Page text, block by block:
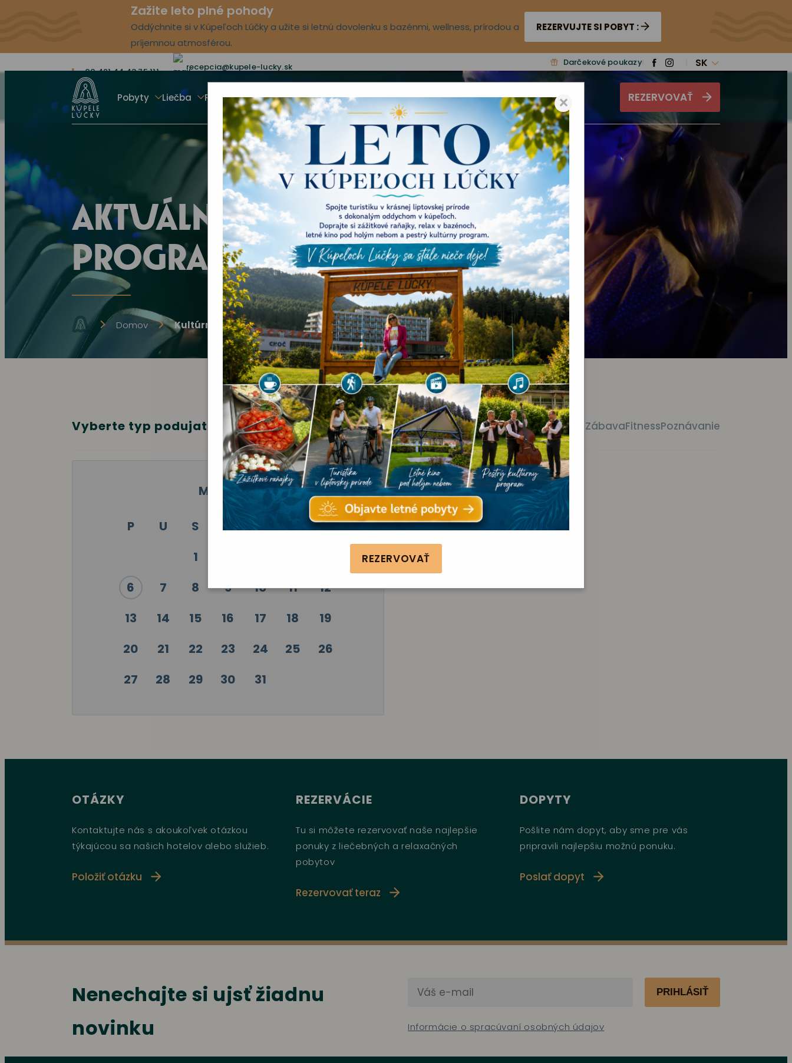
Zažite leto plné pohody
Oddýchnite si v Kúpeľoch Lúčky a užite si letnú dovolenku s bazénmi, wellness, prírodou a
príjemnou atmosférou.
REZERVUJTE SI POBYT :
×
REZERVOVAŤ
00 421 44 43 75 111 recepcia@kupele-lucky.sk Darčekové poukazy SK
Pobyty Liečba Procedúry Ubytovanie Voľný čas Aqua-vital park NovinkyO nás REZERVOVAŤ
AKTUÁLNY KULTÚRNY
PROGRAM
Domov Kultúrne podujatia
Vyberte typ podujatia: Všetky akcieKinoVystúpenie ZábavaFitnessPoznávanie
MÁJ 2024
P U S Š P S
N
1
6
7 8 9 10 11
12
13
14 15 16 17 18
19
20
21 22 23 24 25
26
27
28 29 30 31
OTÁZKY
Kontaktujte nás s akoukoľvek otázkou
týkajúcou sa našich hotelov alebo služieb.
Položiť otázku
REZERVÁCIE
Tu si môžete rezervovať naše najlepšie
ponuky z liečebných a relaxačných
pobytov
Rezervovať teraz
DOPYTY
Pošlite nám dopyt, aby sme pre vás
pripravili najlepšiu možnú ponuku.
Poslať dopyt
Nenechajte si ujsť žiadnu
novinku
PRIHLÁSIŤ
Informácie o spracúvaní osobných údajov